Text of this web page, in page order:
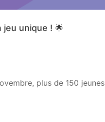
unique ! 🌟
plus de 150 jeunes